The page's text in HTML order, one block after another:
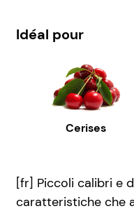
Idéal pour
Cerises
[fr] Piccoli calibri e
caratteristiche che